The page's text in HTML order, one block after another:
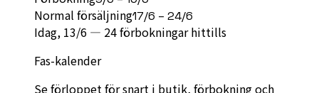
Normal försäljning17/6 – 24/6
Idag, 13/6 — 24förbokningar hittills
Fas-kalender
Se förloppet för snart i butik, förbokning och